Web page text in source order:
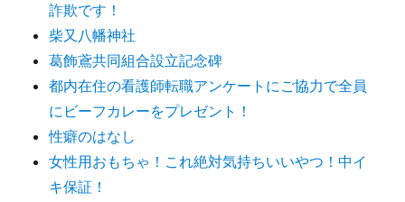
詐欺です！
柴又八幡神社
葛飾鳶共同組合設立記念碑
都内在住の看護師転職アンケートにご協力で全員
にビーフカレーをプレゼント！
性癖のはなし
女性用おもちゃ！これ絶対気持ちいいやつ！中イ
キ保証！